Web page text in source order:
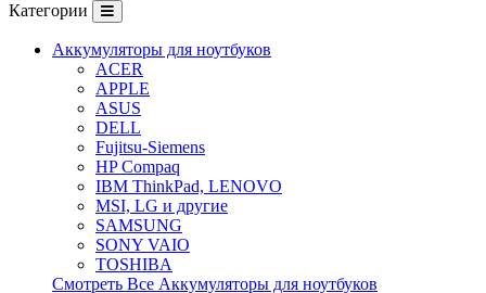
Категории
Аккумуляторы для ноутбуков
ACER
APPLE
ASUS
DELL
Fujitsu-Siemens
HP Compaq
IBM ThinkPad, LENOVO
MSI, LG и другие
SAMSUNG
SONY VAIO
TOSHIBA
Смотреть Все Аккумуляторы для ноутбуков